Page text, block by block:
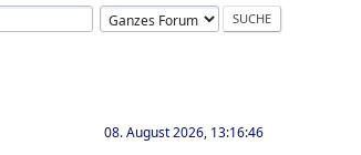
08. August 2026, 13:16:46